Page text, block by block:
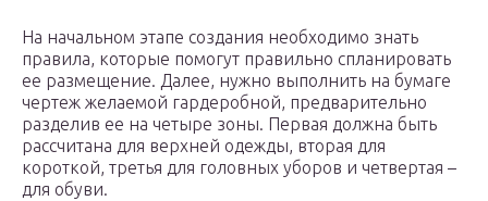
На начальном этапе создания необходимо знать
правила, которые помогут правильно спланировать
ее размещение. Далее, нужно выполнить на бумаге
чертеж желаемой гардеробной, предварительно
разделив ее на четыре зоны. Первая должна быть
рассчитана для верхней одежды, вторая для
короткой, третья для головных уборов и четвертая –
для обуви.